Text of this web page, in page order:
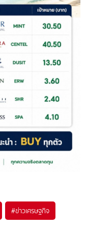
#ข่าวเศรษฐกิจ